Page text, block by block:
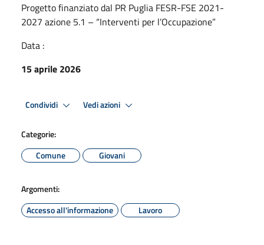
Progetto finanziato dal PR Puglia FESR-FSE 2021-
2027 azione 5.1 – “Interventi per l’Occupazione”
Data :
15 aprile 2026
Condividi Vedi azioni
Categorie:
Comune
Giovani
Argomenti:
Accesso all'informazione
Lavoro